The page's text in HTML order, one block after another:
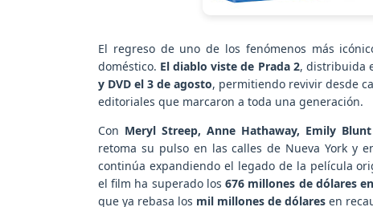
El regreso de uno de los fenómenos más
doméstico. El diablo viste de Prada 2, distribuida
y DVD el 3 de agosto, permitiendo revivir desde
editoriales que marcaron a toda una generación.
Con Meryl Streep, Anne Hathaway, Emily
retoma su pulso en las calles de Nueva York y
continúa expandiendo el legado de la película
el film ha superado los676 millones de dólares
que ya rebasa los mil millones de dólares en